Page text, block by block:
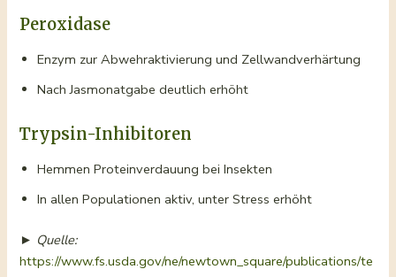
Peroxidase
Enzym zur Abwehraktivierung und Zellwandverhärtung
Nach Jasmonatgabe deutlich erhöht
Trypsin-Inhibitoren
Hemmen Proteinverdauung bei Insekten
In allen Populationen aktiv, unter Stress erhöht
► Quelle:
https://www.fs.usda.gov/ne/newtown_square/publications/te